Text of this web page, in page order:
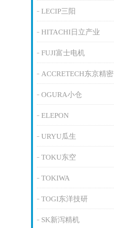
LECIP三阳
HITACHI日立产业
FUJI富士电机
ACCRETECH东京精密
OGURA小仓
ELEPON
URYU瓜生
TOKU东空
TOKIWA
TOGI东洋技研
SK新泻精机